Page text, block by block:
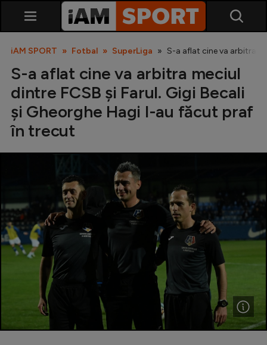
SuperLiga
Liga 2
Cupa României
Echipa Națională
Fotbal feminin
Diverse
Inedit
iAM SPORT Fotbal SuperLiga S-a aflat cine va arbitra
S-a aflat cine va arbitra meciul
dintre FCSB și Farul. Gigi Becali
și Gheorghe Hagi l-au făcut praf
în trecut